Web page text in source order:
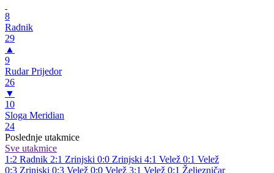
8
Radnik
29
▲
9
Rudar Prijedor
26
▼
10
Sloga Meridian
24
Poslednje utakmice
Sve utakmice
1:2 Radnik 2:1 Zrinjski 0:0 Zrinjski 4:1 Velež 0:1 Velež
0:3 Zrinjski 0:3 Velež 0:0 Velež 3:1 Velež 0:1 Željezničar